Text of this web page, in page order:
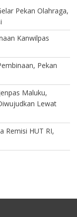
Pekan Olahraga,
Kanwilpas
Pekan
Maluku,
Lewat
Remisi HUT RI,